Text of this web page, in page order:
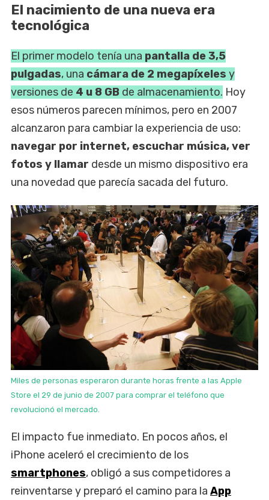
El nacimiento de una nueva era
tecnológica
El primer modelo tenía una pantalla de 3,5
pulgadas, una cámara de 2 megapíxeles y
versiones de 4 u 8 GB de almacenamiento. Hoy
esos números parecen mínimos, pero en 2007
alcanzaron para cambiar la experiencia de uso:
navegar por internet, escuchar música, ver
fotos y llamar desde un mismo dispositivo era
una novedad que parecía sacada del futuro.
Miles de personas esperaron durante horas frente a las Apple
Store el 29 de junio de 2007 para comprar el teléfono que
revolucionó el mercado.
El impacto fue inmediato. En pocos años, el
iPhone aceleró el crecimiento de los
smartphones, obligó a sus competidores a
reinventarse y preparó el camino para la App